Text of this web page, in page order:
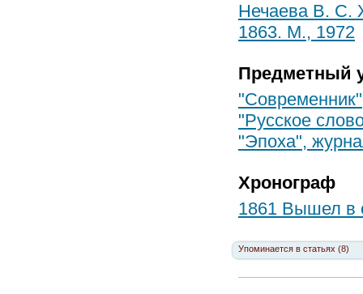
Нечаева В. С.
1863. М., 1972
Предметный
"Русское
"Эпоха",
Хронограф
1861 Вышел в
Упоминается в статьях (8)